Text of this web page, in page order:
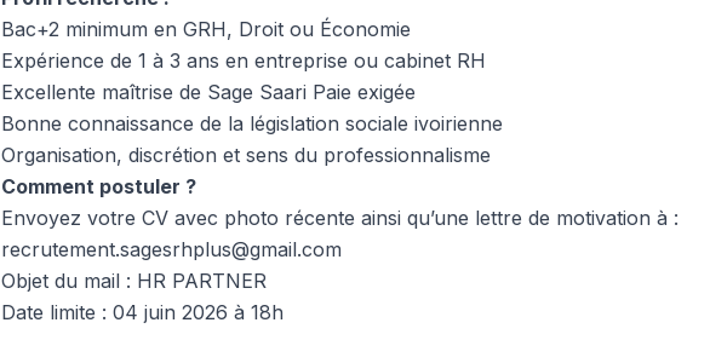
Bac+2 minimum en GRH, Droit ou Économie
Expérience de 1 à 3 ans en entreprise ou cabinet RH
Excellente maîtrise de Sage Saari Paie exigée
Bonne connaissance de la législation sociale ivoirienne
Organisation, discrétion et sens du professionnalisme
Comment postuler ?
Envoyez votre CV avec photo récente ainsi qu’une lettre de motivation à :
recrutement.sagesrhplus@gmail.com
Objet du mail : HR PARTNER
Date limite : 04 juin 2026 à 18h